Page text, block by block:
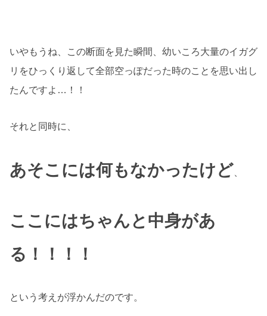
いやもうね、この断面を見た瞬間、幼いころ大量のイガグ
リをひっくり返して全部空っぽだった時のことを思い出し
たんですよ…！！
それと同時に、
あそこには何もなかったけど
ここにはちゃんと中身があ
る！！！！
という考えが浮かんだのです。